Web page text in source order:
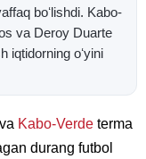
boʻlishdi. Kabo-
va Deroy Duarte
iqtidorning oʻyini
va Kabo-Verde terma
durang futbol